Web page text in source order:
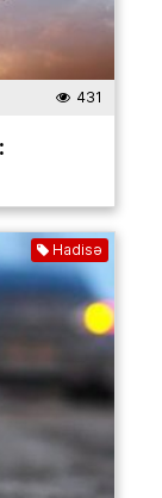
431
Hadisə